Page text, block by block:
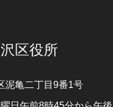
区役所
泥亀二丁目9番1号